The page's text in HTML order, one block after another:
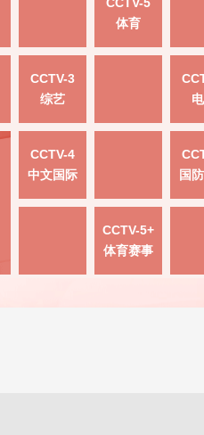
体育
CCTV-3
综艺
CCTV-4
中文国际
国
CCTV-5+
体育赛事